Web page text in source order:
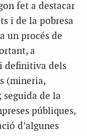
fet a destacar
i de la pobresa
un procés de
a
definitiva dels
(mineria,
de la
públiques,
d’algunes